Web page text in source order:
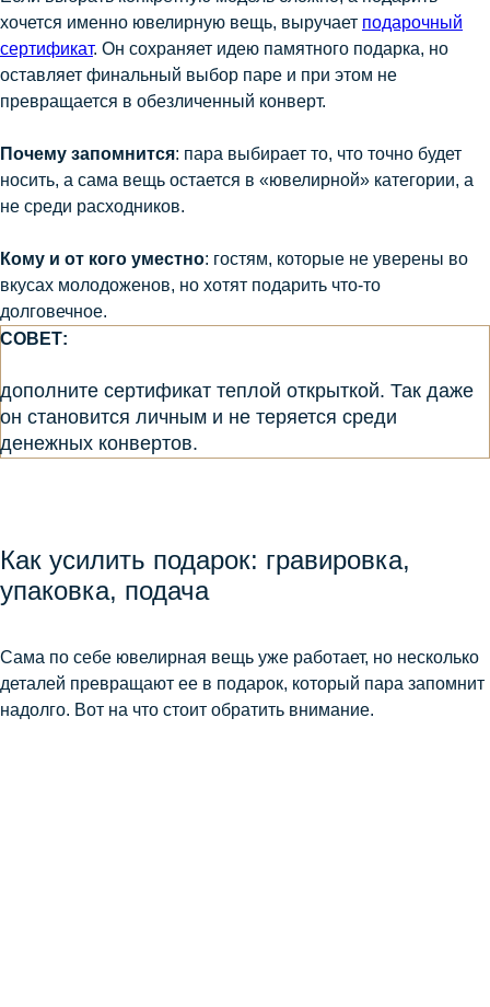
хочется именно ювелирную вещь, выручает подарочный
сертификат. Он сохраняет идею памятного подарка, но
оставляет финальный выбор паре и при этом не
превращается в обезличенный конверт.
Почему запомнится: пара выбирает то, что точно будет
носить, а сама вещь остается в «ювелирной» категории, а
не среди расходников.
Кому и от кого уместно: гостям, которые не уверены во
вкусах молодоженов, но хотят подарить что-то
долговечное.
СОВЕТ:
дополните сертификат теплой открыткой. Так даже
он становится личным и не теряется среди
денежных конвертов.
Как усилить подарок: гравировка,
упаковка, подача
Сама по себе ювелирная вещь уже работает, но несколько
деталей превращают ее в подарок, который пара запомнит
надолго. Вот на что стоит обратить внимание.